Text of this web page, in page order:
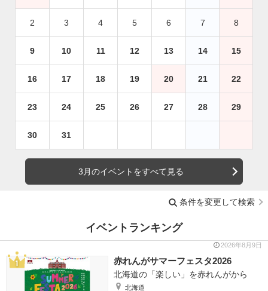
2 3 4 5 6 7 8
9 10 11 12 13 14 15
16 17 18 19 20 21 22
23 24 25 26 27 28 29
30 31
3月のイベントをすべて見る
条件を変更して検索
イベントランキング
2026年8月9日
赤れんがサマーフェスタ2026
北海道の「楽しい」を赤れんがから
北海道